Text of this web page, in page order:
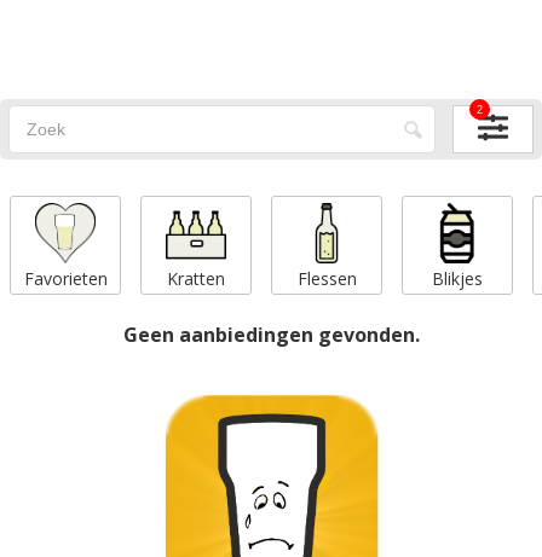
2
Favorieten Kratten Flessen Blikjes
Geen aanbiedingen gevonden.